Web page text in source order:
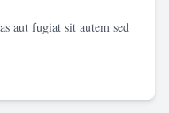
aut fugiat sit autem sed